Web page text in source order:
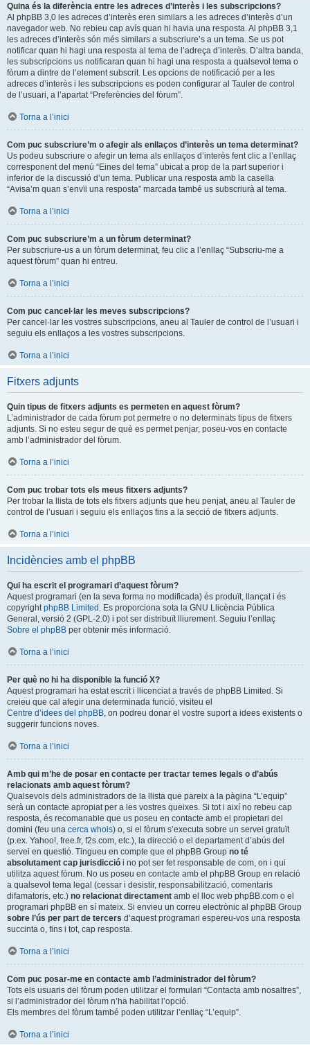
Quina és la diferència entre les adreces d’interès i les subscripcions?
Al phpBB 3,0 les adreces d’interès eren similars a les adreces d’interès d’un
navegador web. No rebieu cap avís quan hi havia una resposta. Al phpBB 3,1
les adreces d’interès són més similars a subscriure’s a un tema. Se us pot
notificar quan hi hagi una resposta al tema de l’adreça d’interès. D’altra banda,
les subscripcions us notificaran quan hi hagi una resposta a qualsevol tema o
fòrum a dintre de l’element subscrit. Les opcions de notificació per a les
adreces d’interès i les subscripcions es poden configurar al Tauler de control
de l’usuari, a l’apartat “Preferències del fòrum”.
Torna a l’inici
Com puc subscriure’m o afegir als enllaços d’interès un tema determinat?
Us podeu subscriure o afegir un tema als enllaços d’interès fent clic a l’enllaç
corresponent del menú “Eines del tema” ubicat a prop de la part superior i
inferior de la discussió d’un tema. Publicar una resposta amb la casella
“Avisa’m quan s’envïi una resposta” marcada també us subscriurà al tema.
Torna a l’inici
Com puc subscriure’m a un fòrum determinat?
Per subscriure-us a un fòrum determinat, feu clic a l’enllaç “Subscriu-me a
aquest fòrum” quan hi entreu.
Torna a l’inici
Com puc cancel·lar les meves subscripcions?
Per cancel·lar les vostres subscripcions, aneu al Tauler de control de l’usuari i
seguiu els enllaços a les vostres subscripcions.
Torna a l’inici
Fitxers adjunts
Quin tipus de fitxers adjunts es permeten en aquest fòrum?
L’administrador de cada fòrum pot permetre o no determinats tipus de fitxers
adjunts. Si no esteu segur de què es permet penjar, poseu-vos en contacte
amb l’administrador del fòrum.
Torna a l’inici
Com puc trobar tots els meus fitxers adjunts?
Per trobar la llista de tots els fitxers adjunts que heu penjat, aneu al Tauler de
control de l’usuari i seguiu els enllaços fins a la secció de fitxers adjunts.
Torna a l’inici
Incidències amb el phpBB
Qui ha escrit el programari d’aquest fòrum?
Aquest programari (en la seva forma no modificada) és produït, llançat i és
copyright phpBB Limited . Es proporciona sota la GNU Llicència Pública
General, versió 2 (GPL-2.0) i pot ser distribuït lliurement. Seguiu l’enllaç
Sobre el phpBB per obtenir més informació.
Torna a l’inici
Per què no hi ha disponible la funció X?
Aquest programari ha estat escrit i llicenciat a través de phpBB Limited. Si
creieu que cal afegir una determinada funció, visiteu el
Centre d’idees del phpBB , on podreu donar el vostre suport a idees existents o
suggerir funcions noves.
Torna a l’inici
Amb qui m’he de posar en contacte per tractar temes legals o d’abús
relacionats amb aquest fòrum?
Qualsevols dels administradors de la llista que pareix a la pàgina “L’equip”
serà un contacte apropiat per a les vostres queixes. Si tot i així no rebeu cap
resposta, és recomanable que us poseu en contacte amb el propietari del
domini (feu una cerca whois) o, si el fòrum s’executa sobre un servei gratuït
(p.ex. Yahoo!, free.fr, f2s.com, etc.), la direcció o el departament d’abús del
servei en questió. Tingueu en compte que el phpBB Group no té
absolutament cap jurisdicció i no pot ser fet responsable de com, on i qui
utilitza aquest fòrum. No us poseu en contacte amb el phpBB Group en relació
a qualsevol tema legal (cessar i desistir, responsabilització, comentaris
difamatoris, etc.) no relacionat directament amb el lloc web phpBB.com o el
programari phpBB en sí mateix. Si envieu un correu electrònic al phpBB Group
sobre l’ús per part de tercers d’aquest programari espereu-vos una resposta
succinta o, fins i tot, cap resposta.
Torna a l’inici
Com puc posar-me en contacte amb l’administrador del fòrum?
Tots els usuaris del fòrum poden utilitzar el formulari “Contacta amb nosaltres”,
si l’administrador del fòrum n’ha habilitat l’opció.
Els membres del fòrum també poden utilitzar l’enllaç “L’equip”.
Torna a l’inici